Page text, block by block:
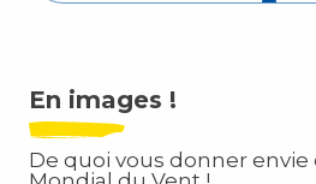
En images !
De quoi vous donner envie